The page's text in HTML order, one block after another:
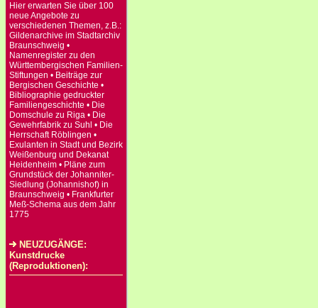
Hier erwarten Sie über 100
neue Angebote zu
verschiedenen Themen, z.B.:
Gildenarchive im Stadtarchiv
Braunschweig •
Namenregister zu den
Württembergischen Familien-
Stiftungen • Beiträge zur
Bergischen Geschichte •
Bibliographie gedruckter
Familiengeschichte • Die
Domschule zu Riga • Die
Gewehrfabrik zu Suhl • Die
Herrschaft Röblingen •
Exulanten in Stadt und Bezirk
Weißenburg und Dekanat
Heidenheim • Pläne zum
Grundstück der Johanniter-
Siedlung (Johannishof) in
Braunschweig • Frankfurter
Meß-Schema aus dem Jahr
1775
NEUZUGÄNGE:
Kunstdrucke
(Reproduktionen):